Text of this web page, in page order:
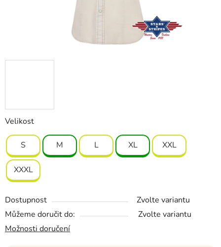
Velikost
S M L XL XXL
XXXL
Dostupnost
Zvolte variantu
Můžeme doručit do:
Zvolte variantu
Možnosti doručení